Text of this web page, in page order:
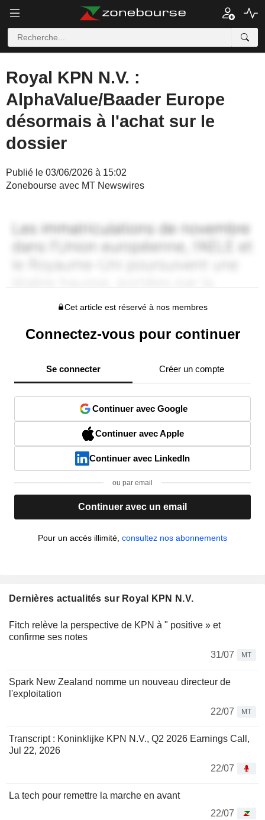
Royal KPN N.V. :
AlphaValue/Baader Europe
désormais à l'achat sur le
dossier
Publié le 03/06/2026 à 15:02
Zonebourse avec MT Newswires
Cet article est réservé à nos membres
Connectez-vous pour continuer
Se connecter Créer un compte
Continuer avec Google
Continuer avec Apple
Continuer avec LinkedIn
ou par email
Continuer avec un email
Pour un accès illimité, consultez nos abonnements
Dernières actualités sur Royal KPN N.V.
Fitch relève la perspective de KPN à " positive » et
confirme ses notes
31/07
MT
Spark New Zealand nomme un nouveau directeur de
l'exploitation
22/07
MT
Transcript : Koninklijke KPN N.V., Q2 2026 Earnings Call,
Jul 22, 2026
22/07
La tech pour remettre la marche en avant
22/07